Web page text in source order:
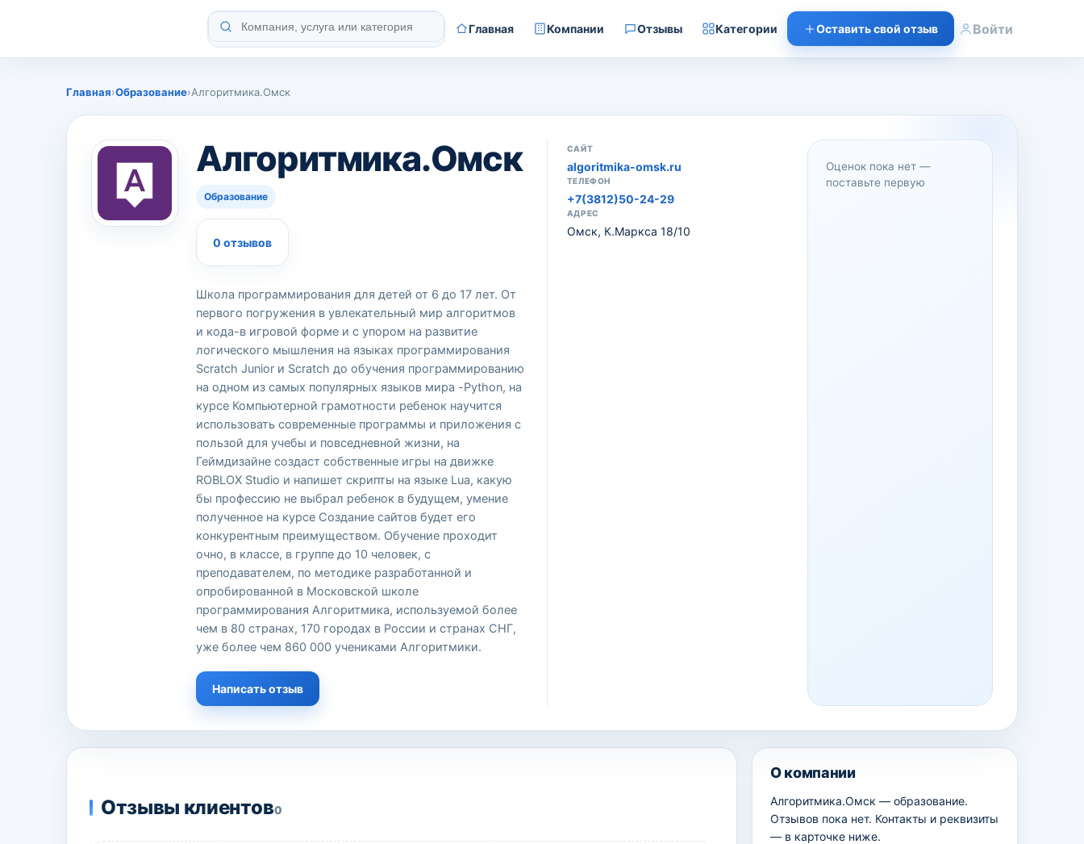
Главная Компании Отзывы Категории Оставить свой отзыв Войти
Главная›Образование›Алгоритмика.Омск
Алгоритмика.Омск
Образование
0 отзывов
Школа программирования для детей от 6 до 17 лет. От
первого погружения в увлекательный мир алгоритмов
и кода-в игровой форме и с упором на развитие
логического мышления на языках программирования
Scratch Junior и Scratch до обучения программированию
на одном из самых популярных языков мира -Python, на
курсе Компьютерной грамотности ребенок научится
использовать современные программы и приложения с
пользой для учебы и повседневной жизни, на
Геймдизайне создаст собственные игры на движке
ROBLOX Studio и напишет скрипты на языке Lua, какую
бы профессию не выбрал ребенок в будущем, умение
полученное на курсе Создание сайтов будет его
конкурентным преимуществом. Обучение проходит
очно, в классе, в группе до 10 человек, с
преподавателем, по методике разработанной и
опробированной в Московской школе
программирования Алгоритмика, используемой более
чем в 80 странах, 170 городах в России и странах СНГ,
уже более чем 860 000 учениками Алгоритмики.
Написать отзыв
САЙТ
algoritmika-omsk.ru
ТЕЛЕФОН
+7(3812)50-24-29
АДРЕС
Омск, К.Маркса 18/10
Оценок пока нет —
поставьте первую
Отзывы клиентов0
О компании
Алгоритмика.Омск — образование.
Отзывов пока нет. Контакты и реквизиты
— в карточке ниже.